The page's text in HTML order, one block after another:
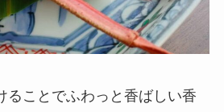
ることでふわっと香ばしい香